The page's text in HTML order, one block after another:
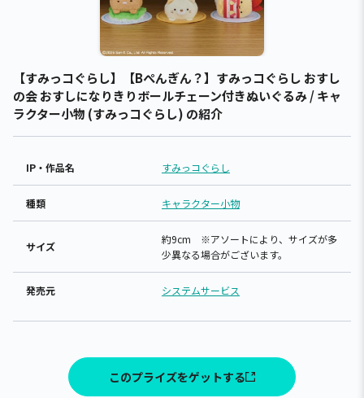
【すみっコぐらし】【Bぺんぎん？】すみっコぐらし おすし
の会 おすしになりきりボールチェーン付きぬいぐるみ / キャ
ラクター小物 (すみっコぐらし) の紹介
IP・作品名 すみっコぐらし
種類 キャラクター小物
サイズ
約9cm ※アソートにより、サイズが多
少異なる場合がございます。
発売元 システムサービス
このプライズをゲットする